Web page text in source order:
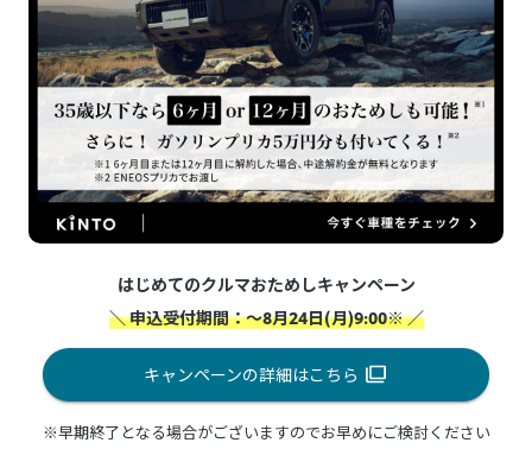
はじめてのクルマおためしキャンペーン
＼ 申込受付期間：～8月24日(月)9:00※ ／
キャンペーンの詳細はこちら
※早期終了となる場合がございますのでお早めにご検討ください